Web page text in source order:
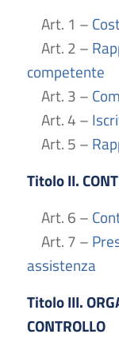
Art. 1 –
Art. 2 –
competente
Art. 3 –
Art. 4 –
Art. 5 –
Titolo II.
Art. 6 –
Art. 7 –
assistenza
Titolo III.
CONTROLLO